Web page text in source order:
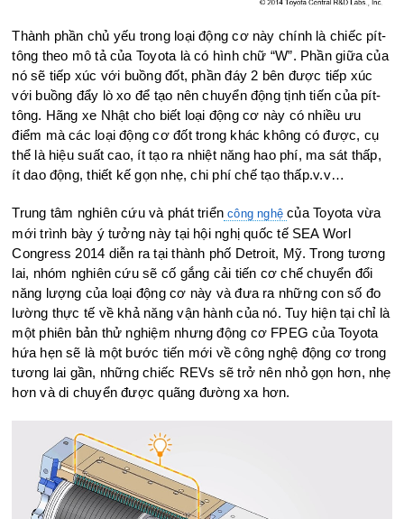
Thành phần chủ yếu trong loại động cơ này chính là chiếc pít-
tông theo mô tả của Toyota là có hình chữ “W”. Phần giữa của
nó sẽ tiếp xúc với buồng đốt, phần đáy 2 bên được tiếp xúc
với buồng đẩy lò xo để tạo nên chuyển động tịnh tiến của pít-
tông. Hãng xe Nhật cho biết loại động cơ này có nhiều ưu
điểm mà các loại động cơ đốt trong khác không có được, cụ
thể là hiệu suất cao, ít tạo ra nhiệt năng hao phí, ma sát thấp,
ít dao động, thiết kế gọn nhẹ, chi phí chế tạo thấp.v.v…
Trung tâm nghiên cứu và phát triển công nghệcủa Toyota vừa
mới trình bày ý tưởng này tại hội nghị quốc tế SEA Worl
Congress 2014 diễn ra tại thành phố Detroit, Mỹ. Trong tương
lai, nhóm nghiên cứu sẽ cố gắng cải tiến cơ chế chuyển đổi
năng lượng của loại động cơ này và đưa ra những con số đo
lường thực tế về khả năng vận hành của nó. Tuy hiện tại chỉ là
một phiên bản thử nghiệm nhưng động cơ FPEG của Toyota
hứa hẹn sẽ là một bước tiến mới về công nghệ động cơ trong
tương lai gần, những chiếc REVs sẽ trở nên nhỏ gọn hơn, nhẹ
hơn và di chuyển được quãng đường xa hơn.